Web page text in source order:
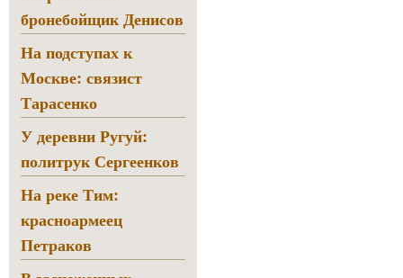
бронебойщик Денисов
На подступах к
Москве: связист
Тарасенко
У деревни Ругуй:
политрук Сергеенков
На реке Тим:
красноармеец
Петраков